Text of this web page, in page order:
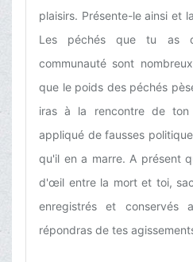
plaisirs. Présente-le ainsi et
Les péchés que tu as
communauté sont
que le poids des péchés
iras à la rencontre de ton
appliqué de fausses
qu'il en a marre. A présent
d'œil entre la mort et toi,
enregistrés et
répondras de tes